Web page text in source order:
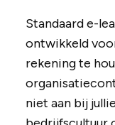
Standaard e-
ontwikkeld
rekening te
niet aan bij